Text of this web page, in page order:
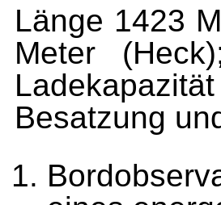
Länge 1423
Meter
Besatzung